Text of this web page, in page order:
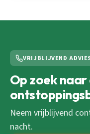
VRIJBLIJVEND
Op zoek naar
Neem vrijblijvend
nacht.